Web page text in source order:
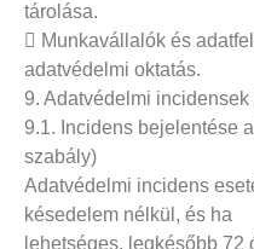
tárolása.
 Munkavállalók és
adatvédelmi oktatás.
9. Adatvédelmi incidensek
9.1. Incidens bejelentése
szabály)
Adatvédelmi incidens
késedelem nélkül, és ha
lehetséges, legkésőbb